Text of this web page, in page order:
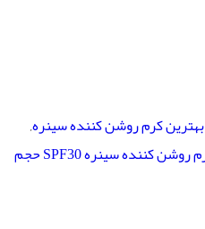
بهترین کرم روشن کننده سینره,
کرم روشن کننده سینره SPF30 حجم